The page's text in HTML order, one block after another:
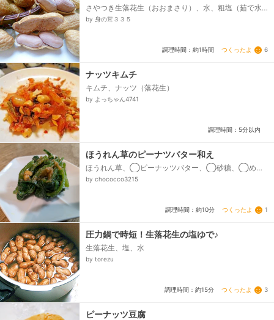
さやつき生落花生（おおまさり）、水、粗塩（茹で水
の３％）
by 身の茸３３５
調理時間：約1時間 つくったよ 6
ナッツキムチ
キムチ、ナッツ（落花生）
by よっちゃん4741
調理時間：5分以内
ほうれん草のピーナツバター和え
ほうれん草、◯ピーナッツバター、◯砂糖、◯めん
つゆ（3倍）
by chococco3215
調理時間：約10分 つくったよ 1
圧力鍋で時短！生落花生の塩ゆで♪
生落花生、塩、水
by torezu
調理時間：約15分 つくったよ 3
ピーナッツ豆腐